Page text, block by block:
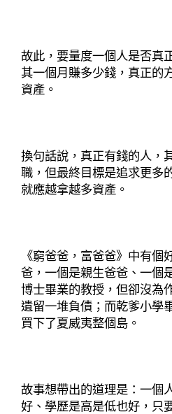
故此，要量度一個人是否真
其一個月賺多少錢，真正的
資產。
換句話說，真正有錢的人，
職，但最終目標是追求更多
就應越拿越多資產。
《窮爸爸，富爸爸》中有個
爸，一個是親生爸爸、一個
博士畢業的教授，但卻沒為
遺留一堆負債；而乾爹小學
買下了夏威夷整個島。
故事想帶出的道理是：一個
好、學歷是高是低也好，只